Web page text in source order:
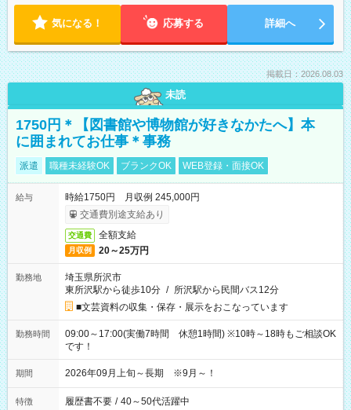
気になる！ 応募する 詳細へ
掲載日：2026.08.03
未読
1750円＊【図書館や博物館が好きなかたへ】本
に囲まれてお仕事＊事務
派遣 職種未経験OK ブランクOK WEB登録・面接OK
給与
時給1750円 月収例 245,000円
交通費別途支給あり
交通費 全額支給
月収例 20～25万円
勤務地
埼玉県所沢市
東所沢駅から徒歩10分 / 所沢駅から民間バス12分
■文芸資料の収集・保存・展示をおこなっています
勤務時間
09:00～17:00(実働7時間 休憩1時間) ※10時～18時もご相談OK
です！
期間 2026年09月上旬～長期 ※9月～！
特徴 履歴書不要 / 40～50代活躍中